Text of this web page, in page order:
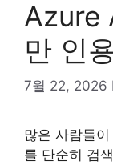
Azure
만 인
7월 22, 2026
많은 사람들
를 단순히 검